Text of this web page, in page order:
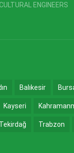
ENGINEERS
Balıkesir
Kayseri
Tekirdağ Trabzon